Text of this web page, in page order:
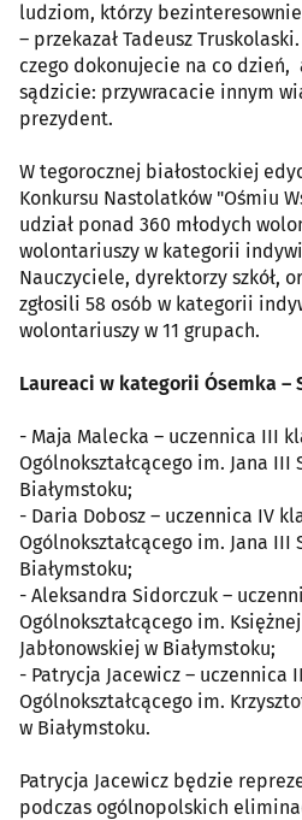
ludziom, którzy
– przekazał Tadeusz
czego dokonujecie na co
sądzicie: przywracacie innym
prezydent.
W tegorocznej białostockiej
Konkursu Nastolatków "Ośmiu
udział ponad 360 młodych
wolontariuszy w kategorii
Nauczyciele, dyrektorzy szkół,
zgłosili 58 osób w kategorii
wolontariuszy w 11 grupach.
Laureaci w kategorii Ósemka –
- Maja Malecka – uczennica III
Ogólnokształcącego im. Jana III
Białymstoku;
- Daria Dobosz – uczennica IV
Ogólnokształcącego im. Jana III
Białymstoku;
- Aleksandra Sidorczuk –
Ogólnokształcącego im.
Jabłonowskiej w Białymstoku;
- Patrycja Jacewicz – uczennica
Ogólnokształcącego im.
w Białymstoku.
Patrycja Jacewicz będzie
podczas ogólnopolskich